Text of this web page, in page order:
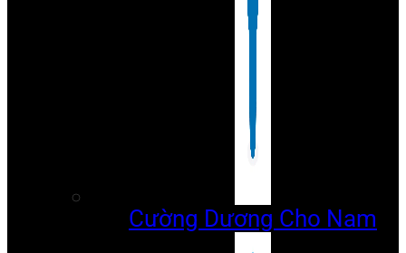
Cường Dương Cho Nam